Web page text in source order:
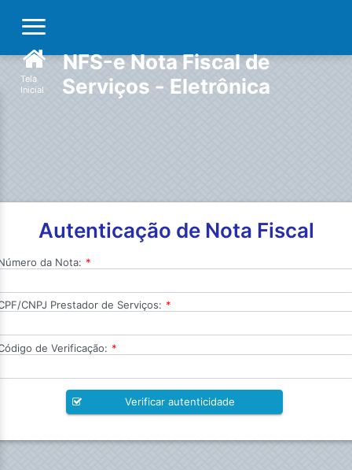
Tela
Inicial
NFS-e Nota Fiscal de
Serviços - Eletrônica
Autenticação de Nota Fiscal
da Nota: *
CNPJ Prestador de Serviços: *
de Verificação: *
Verificar autenticidade